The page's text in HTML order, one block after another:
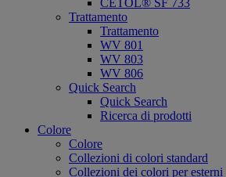
CETOL® SF 733
Trattamento
Trattamento
WV 801
WV 803
WV 806
Quick Search
Quick Search
Ricerca di prodotti
Colore
Colore
Collezioni di colori standard
Collezioni dei colori per esterni